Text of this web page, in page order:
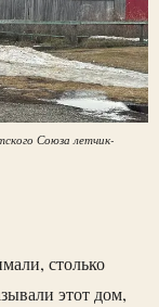
Союза летчик-
столько
этот дом,